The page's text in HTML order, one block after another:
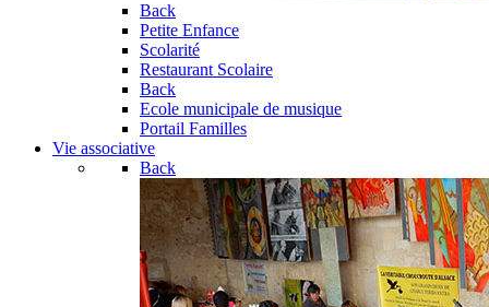
Back
Petite Enfance
Scolarité
Restaurant Scolaire
Back
Ecole municipale de musique
Portail Familles
Vie associative
Back